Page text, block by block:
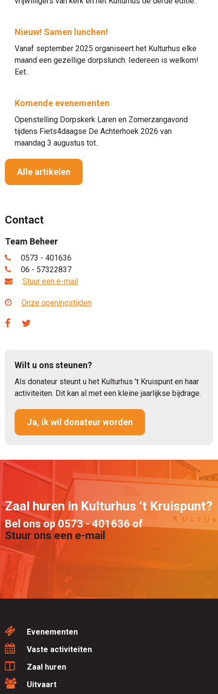
Nieuw! Samen lunchen!
Vanaf september 2025 organiseert het Kulturhus elke
maand een gezellige dorpslunch. Iedereen is welkom!
Eet..
Komende evenementen
Openstelling Dorpskerk Laren en Zomerzangavond
tijdens Fiets4daagse De Achterhoek 2026 van
maandag 3 augustus tot..
Alle artikelen
Contact
Team Beheer
0573 - 401636
06 - 57322837
Stuur een e-mail
Onze openingstijden
Wilt u ons steunen?
Als donateur steunt u het Kulturhus 't Kruispunt en haar
activiteiten. Dit kan al met een kleine jaarlijkse bijdrage.
Ja, ik wil donateur worden
Zaal huren in Kulturhus ’t Kruispunt?
Bel ons op 0573 - 401636 of
Stuur ons een e-mail
Evenementen
Vaste activiteiten
Zaal huren
Uitvaart